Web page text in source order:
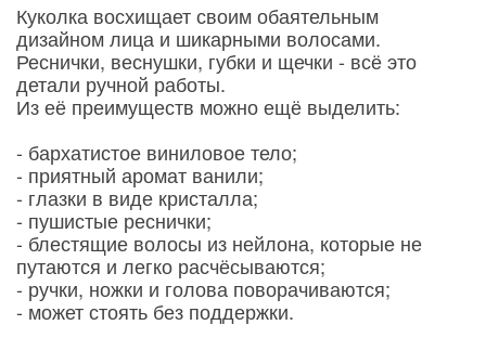
Куколка восхищает своим обаятельным
дизайном лица и шикарными волосами.
Реснички, веснушки, губки и щечки - всё это
детали ручной работы.
Из её преимуществ можно ещё выделить:
- бархатистое виниловое тело;
- приятный аромат ванили;
- глазки в виде кристалла;
- пушистые реснички;
- блестящие волосы из нейлона, которые не
путаются и легко расчёсываются;
- ручки, ножки и голова поворачиваются;
- может стоять без поддержки.